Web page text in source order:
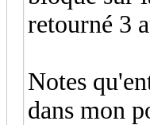
retourné 3
Notes
dans mon